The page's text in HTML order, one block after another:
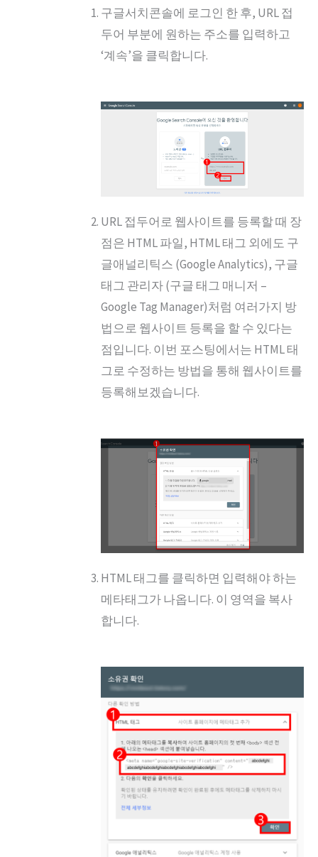
구글서치콘솔에 로그인 한 후, URL 접
두어 부분에 원하는 주소를 입력하고
‘계속’을 클릭합니다.
URL 접두어로 웹사이트를 등록할 때 장
점은 HTML 파일, HTML 태그 외에도 구
글애널리틱스 (Google Analytics), 구글
태그 관리자 (구글 태그 매니저 –
Google Tag Manager)처럼 여러가지 방
법으로 웹사이트 등록을 할 수 있다는
점입니다. 이번 포스팅에서는 HTML 태
그로 수정하는 방법을 통해 웹사이트를
등록해보겠습니다.
HTML 태그를 클릭하면 입력해야 하는
메타태그가 나옵니다. 이 영역을 복사
합니다.